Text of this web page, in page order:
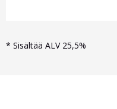
* Sisältää ALV 25,5%